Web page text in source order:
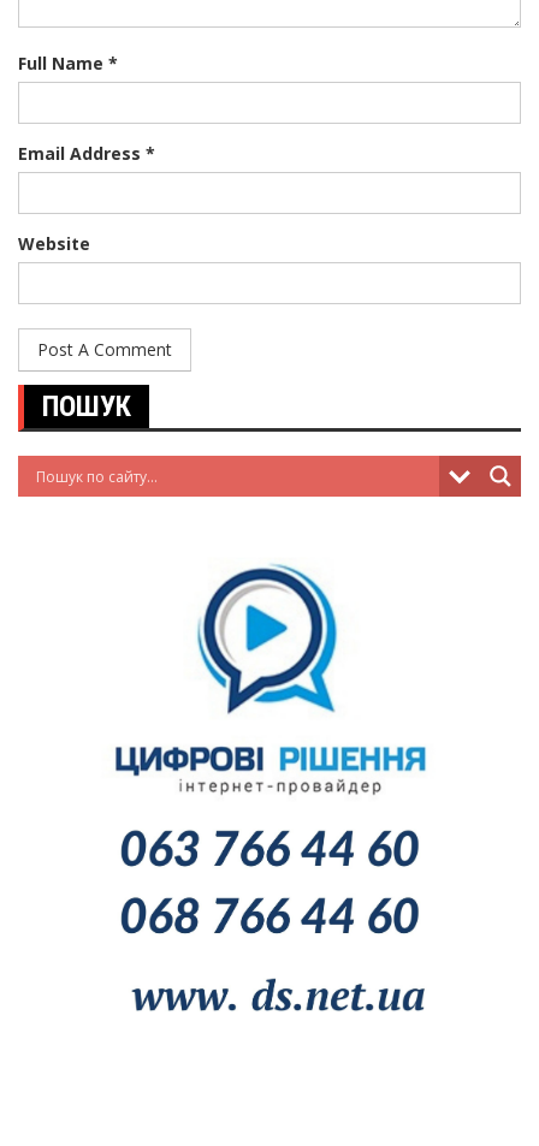
Full Name *
Email Address *
Website
ПОШУК